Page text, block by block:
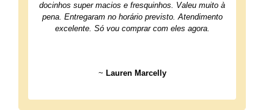
docinhos super macios e fresquinhos. Valeu muito à
pena. Entregaram no horário previsto. Atendimento
excelente. Só vou comprar com eles agora.
~ Lauren Marcelly